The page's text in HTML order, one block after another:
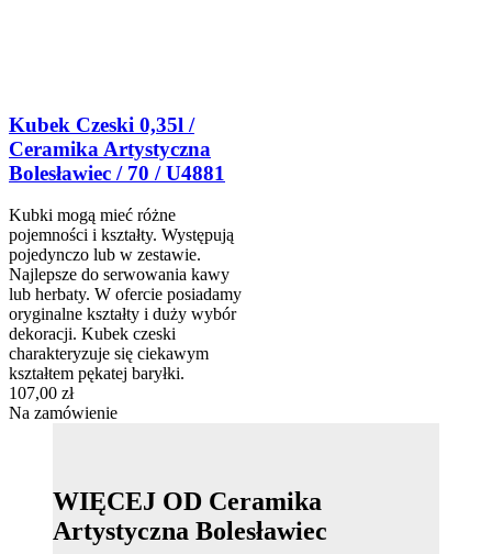
Kubek Czeski 0,35l /
Ceramika Artystyczna
Bolesławiec / 70 / U4881
Kubki mogą mieć różne
pojemności i kształty. Występują
pojedynczo lub w zestawie.
Najlepsze do serwowania kawy
lub herbaty. W ofercie posiadamy
oryginalne kształty i duży wybór
dekoracji. Kubek czeski
charakteryzuje się ciekawym
kształtem pękatej baryłki.
107,00 zł
Na zamówienie
WIĘCEJ OD Ceramika
Artystyczna Bolesławiec